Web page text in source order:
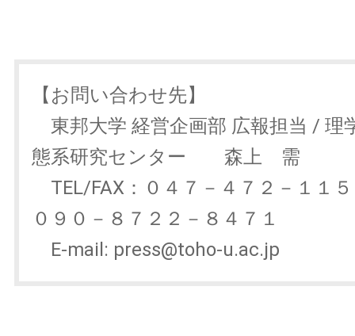
【お問い合わせ先】
東邦大学 経営企画部 広報担当 / 理
態系研究センター 森上 需
TEL/FAX：０４７－４７２－１１
０９０－８７２２－８４７１
E-mail: press@toho-u.ac.jp